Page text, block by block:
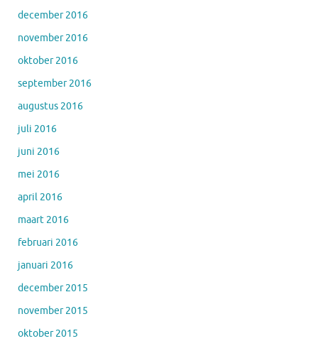
december 2016
november 2016
oktober 2016
september 2016
augustus 2016
juli 2016
juni 2016
mei 2016
april 2016
maart 2016
februari 2016
januari 2016
december 2015
november 2015
oktober 2015